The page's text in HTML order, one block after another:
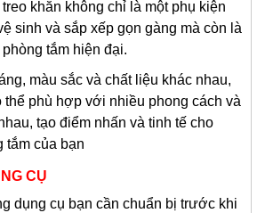
khăn không chỉ là một phụ kiện
sinh và sắp xếp gọn gàng mà còn là
tắm hiện đại.
màu sắc và chất liệu khác nhau,
thể phù hợp với nhiều phong cách và
tạo điểm nhấn và tinh tế cho
tắm của bạn
CỤ
dụng cụ bạn cần chuẩn bị trước khi